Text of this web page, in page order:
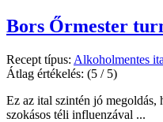
Bors Őrmester
Recept típus: Alkoholmentes
Átlag értékelés: (5 / 5)
Ez az ital szintén jó megoldás,
szokásos téli influenzával ...